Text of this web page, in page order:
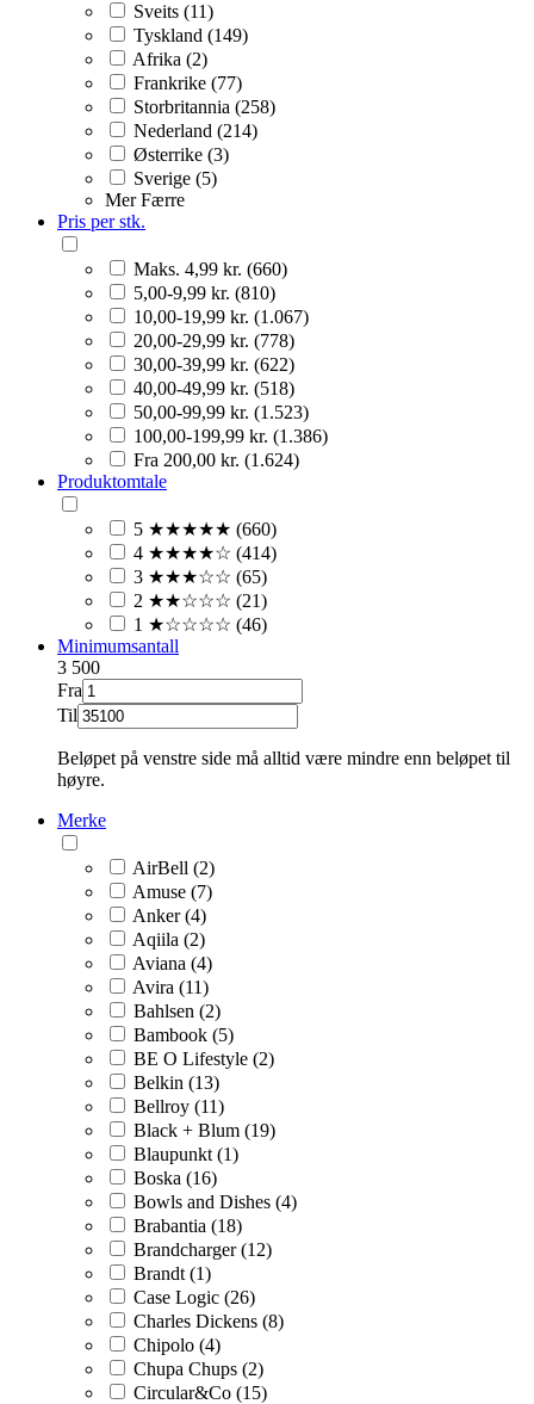
Sveits (11)
Tyskland (149)
Afrika (2)
Frankrike (77)
Storbritannia (258)
Nederland (214)
Østerrike (3)
Sverige (5)
Mer Færre
Pris per stk.
Maks. 4,99 kr. (660)
5,00-9,99 kr. (810)
10,00-19,99 kr. (1.067)
20,00-29,99 kr. (778)
30,00-39,99 kr. (622)
40,00-49,99 kr. (518)
50,00-99,99 kr. (1.523)
100,00-199,99 kr. (1.386)
Fra 200,00 kr. (1.624)
Produktomtale
5 ★★★★★ (660)
4 ★★★★☆ (414)
3 ★★★☆☆ (65)
2 ★★☆☆☆ (21)
1 ★☆☆☆☆ (46)
Minimumsantall
3 500
Fra
Til
Beløpet på venstre side må alltid være mindre enn beløpet til
høyre.
Merke
AirBell (2)
Amuse (7)
Anker (4)
Aqiila (2)
Aviana (4)
Avira (11)
Bahlsen (2)
Bambook (5)
BE O Lifestyle (2)
Belkin (13)
Bellroy (11)
Black + Blum (19)
Blaupunkt (1)
Boska (16)
Bowls and Dishes (4)
Brabantia (18)
Brandcharger (12)
Brandt (1)
Case Logic (26)
Charles Dickens (8)
Chipolo (4)
Chupa Chups (2)
Circular&Co (15)